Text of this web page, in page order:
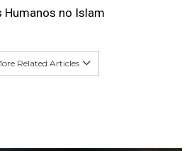
no Islam
Related Articles